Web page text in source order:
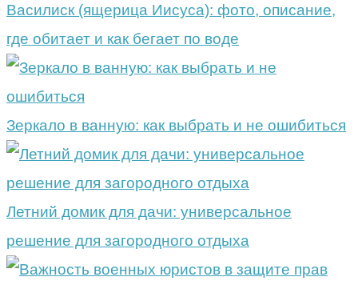
Василиск (ящерица Иисуса): фото, описание,
где обитает и как бегает по воде
Зеркало в ванную: как выбрать и не ошибиться
Летний домик для дачи: универсальное
решение для загородного отдыха